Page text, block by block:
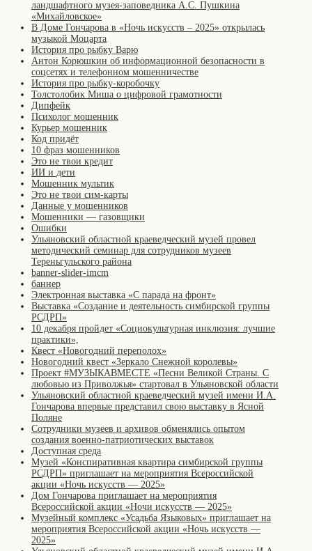
ландшафтного музея-заповедника А.С. Пушкина
«Михайловское»
В Доме Гончарова в «Ночь искусств – 2025» открылась
музыкой Моцарта
История про рыбку Варю
Антон Корюшкин об информационной безопасности в
соцсетях и телефонном мошенничестве
История про рыбку-коробочку
Толстолобик Миша о цифровой грамотности
Дипфейк
Психолог мошенник
Курьер мошенник
Код придёт
10 фраз мошенников
Это не твои кредит
ИИ и дети
Мошенник мультик
Это не твои сим-карты
Данные у мошенников
Мошенники — газовщики
Ошибки
Ульяновский областной краеведческий музей провел
методический семинар для сотрудников музеев
Тереньгульского района
banner-slider-imcm
баннер
Электронная выставка «С парада на фронт»
Выставка «Создание и деятельность симбирской группы
РСДРП»
10 декабря пройдет «Социокультурная инклюзия: лучшие
практики»,
Квест «Новогодний переполох»
Новогодний квест «Зеркало Снежной королевы»
Проект #МУЗЫКАВМЕСТЕ «Песни Великой Страны. С
любовью из Приволжья» стартовал в Ульяновской области
Ульяновский областной краеведческий музей имени И.А.
Гончарова впервые представил свою выставку в Ясной
Поляне
Сотрудники музеев и архивов обменялись опытом
создания военно-патриотических выставок
Доступная среда
Музей «Конспиративная квартира симбирской группы
РСДРП» приглашает на мероприятия Всероссийской
акции «Ночь искусств — 2025»
Дом Гончарова приглашает на мероприятия
Всероссийской акции «Ночи искусств — 2025»
Музейный комплекс «Усадьба Языковых» приглашает на
мероприятия Всероссийской акции «Ночь искусств —
2025»